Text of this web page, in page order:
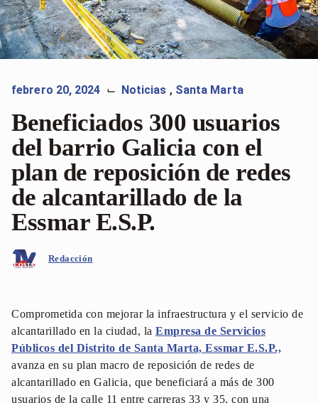
febrero 20, 2024 ⌙ Noticias , Santa Marta
Beneficiados 300 usuarios
del barrio Galicia con el
plan de reposición de redes
de alcantarillado de la
Essmar E.S.P.
Redacción
Comprometida con mejorar la infraestructura y el servicio de
alcantarillado en la ciudad, la Empresa de Servicios
Públicos del Distrito de Santa Marta, Essmar E.S.P.,
avanza en su plan macro de reposición de redes de
alcantarillado en Galicia, que beneficiará a más de 300
usuarios de la calle 11 entre carreras 33 y 35, con una